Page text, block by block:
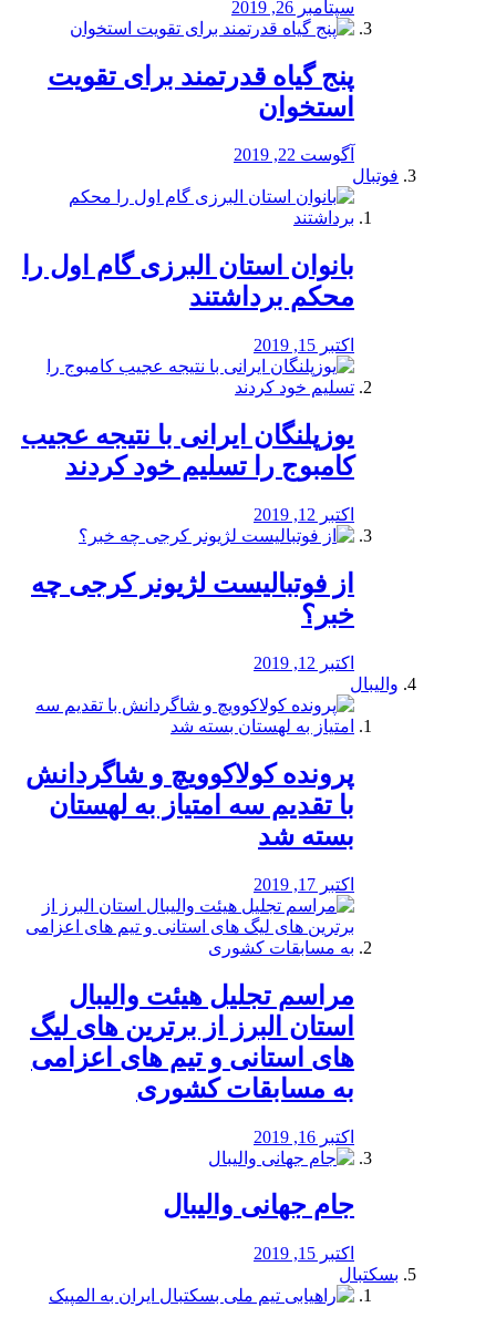
سپتامبر 26, 2019
پنج گیاه قدرتمند برای تقویت
استخوان
آگوست 22, 2019
فوتبال
بانوان استان البرزی گام اول را
محكم برداشتند
اکتبر 15, 2019
یوزپلنگان ایرانی با نتیجه عجیب
کامبوج را تسلیم خود کردند
اکتبر 12, 2019
از فوتبالیست لژیونر کرجی چه
خبر؟
اکتبر 12, 2019
والیبال
پرونده کولاکوویچ و شاگردانش
با تقدیم سه امتیاز به لهستان
بسته شد
اکتبر 17, 2019
مراسم تجلیل هیئت والیبال
استان البرز از برترین های لیگ
های استانی و تیم های اعزامی
به مسابقات کشوری
اکتبر 16, 2019
جام جهانی والیبال
اکتبر 15, 2019
بسکتبال